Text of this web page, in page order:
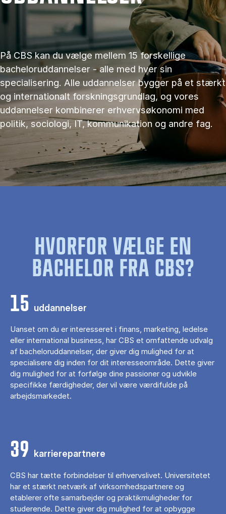
På CBS kan du vælge mellem 15 forskellige
bacheloruddannelser - alle med hver sin
specialisering. Alle uddannelser bygger på et stærkt
og internationalt forskningsgrundlag, og vores
uddannelser kombinerer erhvervsøkonomi med
politik, sociologi, IT, kommunikation og andre fag.
HVORFOR VÆLGE EN
BACHELOR FRA CBS?
15 uddannelser
Uanset om du er interesseret i finans, marketing, ledelse
eller international business, har CBS et omfattende udvalg
af bacheloruddannelser, der giver dig mulighed for at
specialisere dig inden for dit interesseområde. Dette giver
dig mulighed for at forfølge dine passioner og udvikle
specifikke færdigheder, der vil være værdifulde på
arbejdsmarkedet.
39 karrierepartnere
CBS har tætte forbindelser til erhvervslivet. Universitetet
har et stærkt netværk af virksomhedspartnere og
etablerer ofte samarbejder og praktikmuligheder for
studerende. Dette giver dig mulighed for at opbygge